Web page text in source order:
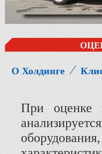
О Холдинге ⁄
При оценке